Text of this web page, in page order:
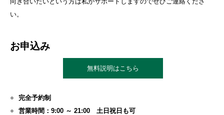
い。
お申込み
無料説明はこちら
完全予約制
営業時間：9:00 ～ 21:00 土日祝日も可